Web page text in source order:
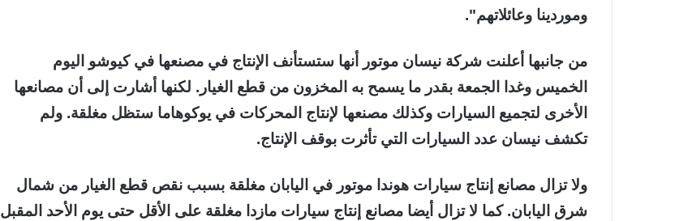
وموردينا وعائلاتهم".
من جانبها أعلنت شركة نيسان موتور أنها ستستأنف الإنتاج في مصنعها في كيوشو اليوم
الخميس وغدا الجمعة بقدر ما يسمح به المخزون من قطع الغيار. لكنها أشارت إلى أن مصانعها
الأخرى لتجميع السيارات وكذلك مصنعها لإنتاج المحركات في يوكوهاما ستظل مغلقة. ولم
تكشف نيسان عدد السيارات التي تأثرت بوقف الإنتاج.
ولا تزال مصانع إنتاج سيارات هوندا موتور في اليابان مغلقة بسبب نقص قطع الغيار من شمال
شرق اليابان. كما لا تزال أيضا مصانع إنتاج سيارات مازدا مغلقة على الأقل حتى يوم الأحد المقبل